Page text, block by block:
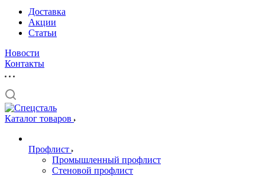
Доставка
Акции
Статьи
Новости
Контакты
Каталог товаров
Профлист
Промышленный профлист
Стеновой профлист